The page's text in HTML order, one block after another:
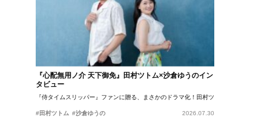
『心配無用ノ介 天下御免』田村ツトム×沙倉ゆうのイン
タビュー
『侍タイムスリッパー』ファンに贈る、まさかのドラマ化！田村ツトム×沙倉ゆうのが語
#田村ツトム #沙倉ゆうの 2026.07.30